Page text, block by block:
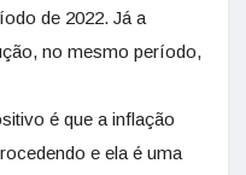
de 2022. Já a
no mesmo período,
é que a inflação
e ela é uma